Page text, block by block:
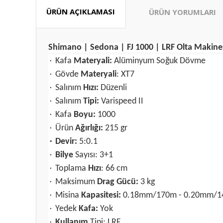
ÜRÜN AÇIKLAMASI ÜRÜN YORUMLARI
Shimano | Sedona | FJ 1000 | LRF Olta
۰ Kafa Materyali: Alüminyum Soğuk Dövme
۰ Gövde Materyali: XT7
۰ Salınım Hızı: Düzenli
۰ Salınım Tipi: Varispeed II
۰ Kafa Boyu: 1000
۰ Ürün Ağırlığı: 215 gr
۰ Devir: 5:0.1
۰ Bilye Sayısı: 3+1
۰ Toplama Hızı: 66 cm
۰ Maksimum Drag Gücü: 3 kg
۰ Misina Kapasitesi: 0.18mm/170m - 0.20mm/
۰ Yedek Kafa: Yok